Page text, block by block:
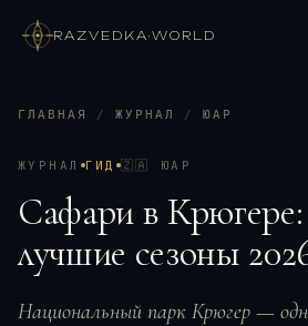
RAZVEDKA·WORLD
ГЛАВНАЯ / ЖУРНАЛ / ЮАР
ЖУРНАЛ ГИД 🇿🇦 ЮАР
Сафари в
лучшие сезоны
Национальный парк Крюгер —